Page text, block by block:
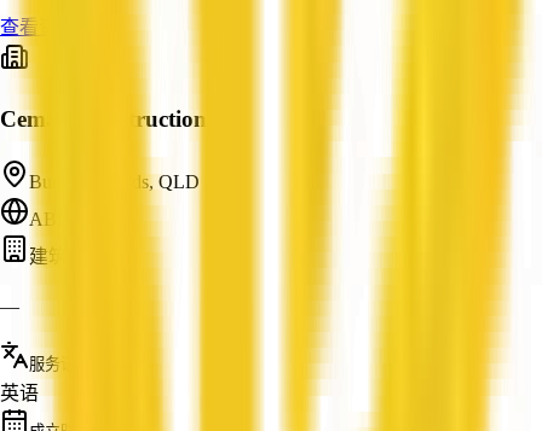
查看资料
Cemak Constructions
Burleigh Heads, QLD
ABN: —
建筑商
—
服务语言
英语